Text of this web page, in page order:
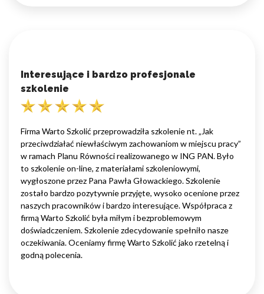
Interesujące i bardzo profesjonale
szkolenie
Firma Warto Szkolić przeprowadziła szkolenie nt. „Jak
przeciwdziałać niewłaściwym zachowaniom w miejscu pracy”
w ramach Planu Równości realizowanego w ING PAN. Było
to szkolenie on-line, z materiałami szkoleniowymi,
wygłoszone przez Pana Pawła Głowackiego. Szkolenie
zostało bardzo pozytywnie przyjęte, wysoko ocenione przez
naszych pracowników i bardzo interesujące. Współpraca z
firmą Warto Szkolić była miłym i bezproblemowym
doświadczeniem. Szkolenie zdecydowanie spełniło nasze
oczekiwania. Oceniamy firmę Warto Szkolić jako rzetelną i
godną polecenia.